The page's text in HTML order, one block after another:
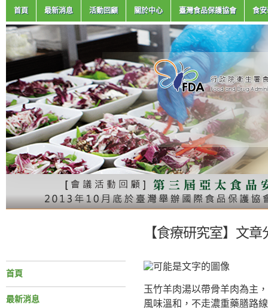
首頁 最新消息 活動回顧 關於中心 臺灣食品保護協會 食
【食療研究室】文
首頁
最新消息
玉竹羊肉湯以帶骨羊肉為主
風味溫和，不走濃重藥膳路